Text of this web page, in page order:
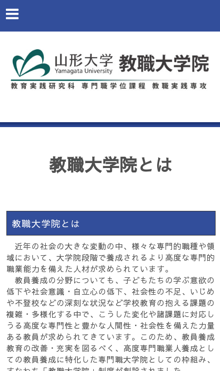
教職大学院とは
教職大学院とは
近年の社会の大きな変動の中、様々な専門的職種や領
域において、大学院段階で養成されるより高度な専門的
職業能力を備えた人材が求められています。
教員養成の分野についても、子どもたちの学ぶ意欲の
低下や社会意識・自立心の低下、社会性の不足、いじめ
や不登校などの深刻な状況など学校教育の抱える課題の
複雑・多様化する中で、こうした変化や諸課題に対応し
うる高度な専門性と豊かな人間性・社会性を備えた力量
ある教員が求められてきています。このため、教員養成
教育の改善・充実を図るべく、高度専門職業人養成とし
ての教員養成に特化した専門職大学院としての枠組み、